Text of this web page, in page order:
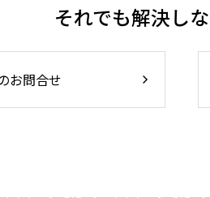
それでも解決し
お問合せ